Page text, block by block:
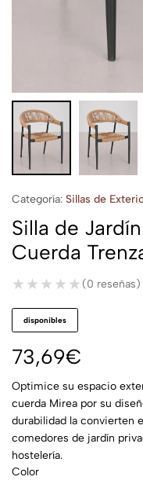
Categoría: Sillas de
Silla de
Cuerda
★★★★★
★★★★★ (0 reseñas)
disponibles
73,69€
Optimice su espacio
cuerda Mirea por su
durabilidad la convierten
comedores de jardín
hostelería.
Color